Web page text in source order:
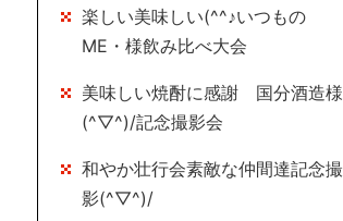
楽しい美味しい(^^♪いつもの
ME・様飲み比べ大会
美味しい焼酎に感謝 国分酒造様
(^▽^)/記念撮影会
和やか壮行会素敵な仲間達記念撮
影(^▽^)/